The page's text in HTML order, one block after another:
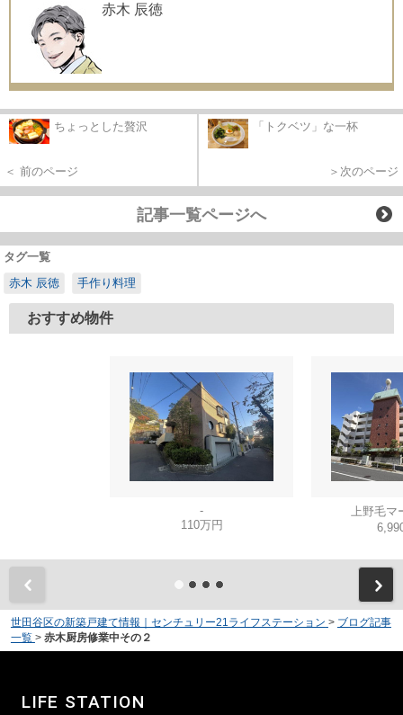
赤木 辰徳
ちょっとした贅沢
＜ 前のページ
「トクベツ」な一杯
＞次のページ
記事一覧ページへ
タグ一覧
赤木 辰徳
手作り料理
おすすめ物件
-
110万円
上野毛マ
世田谷区の新築戸建て情報｜センチュリー21ライフステーション > ブログ記事
一覧 > 赤木厨房修業中その２
LIFE STATION